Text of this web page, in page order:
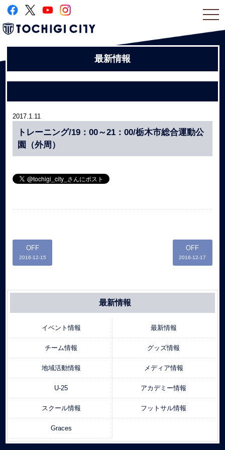
最新情報
2017.1.11
トレーニング/19：00～21：00/栃木市総合運動公
園（外周）
OFF
2016-12-15
OFF
2016-12-17
最新情報
イベント情報 最新情報
チーム情報 グッズ情報
地域活動情報 メディア情報
U-25 アカデミー情報
スクール情報 フットサル情報
Graces